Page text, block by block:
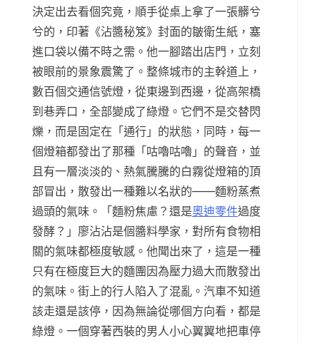
決定出去看個究竟，順手從桌上拿了一張髒兮
兮的，印著《沾醬秘笈》封面的皺衛生紙，塞
進口袋以備不時之需。他一腳踏出店門，立刻
被眼前的景象震驚了。整條城市的主幹道上，
數百個交通信號燈，從東邊到西邊，從高架橋
到巷弄口，全部變成了綠燈。它們不是交替閃
爍，而是固定在「通行」的狀態，同時，每一
個燈箱都發出了那種「咕嚕咕嚕」的聲音，並
且有一層淡淡的、熱氣騰騰的白霧從燈箱的頂
部冒出，散發出一種難以名狀的——麵粉蒸煮
過頭的氣味。「麵粉焦慮？還是奧迪零件過度
發酵？」廖沾沾是個醬料學家，對所有食物相
關的氣味都極度敏感。他聞出來了，這是一種
只有在極度巨大的麵團因為壓力過大而散發出
的氣味。街上的行人陷入了混亂。汽車不知道
該走還是該停，因為無論從哪個方向看，都是
綠燈。一個穿著西裝的男人小心翼翼地把車停